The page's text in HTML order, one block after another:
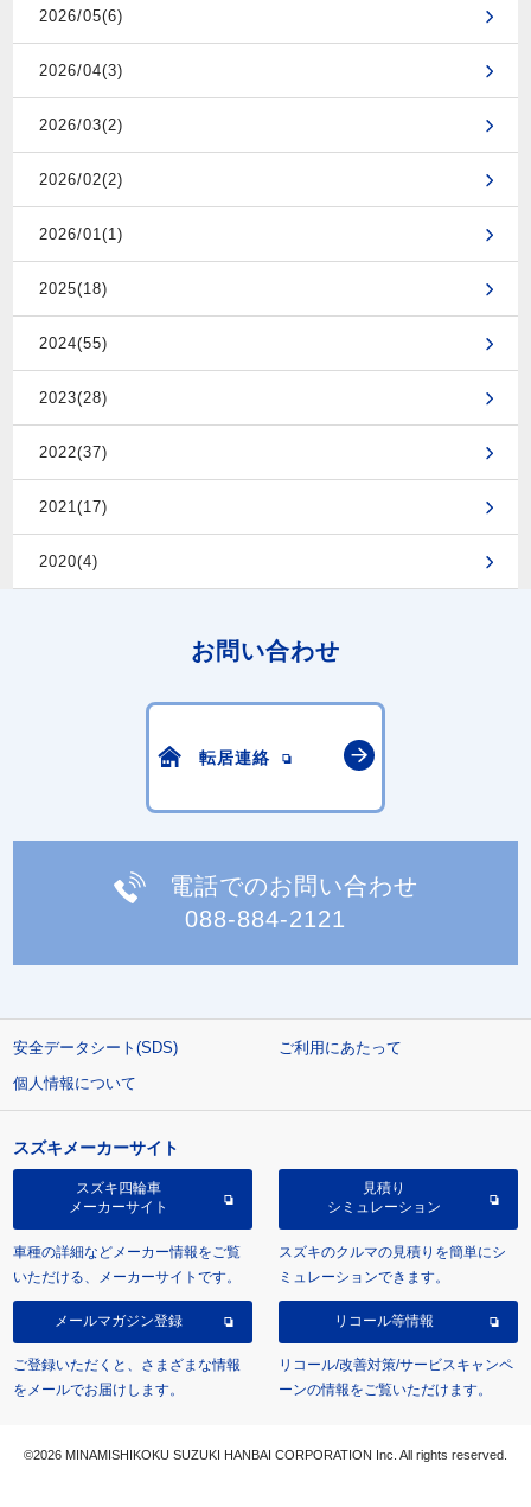
2026/05(6)
2026/04(3)
2026/03(2)
2026/02(2)
2026/01(1)
2025(18)
2024(55)
2023(28)
2022(37)
2021(17)
2020(4)
お問い合わせ
転居連絡
電話でのお問い合わせ
088-884-2121
安全データシート(SDS)
ご利用にあたって
個人情報について
スズキメーカーサイト
スズキ四輪車
メーカーサイト
車種の詳細などメーカー情報をご覧
いただける、メーカーサイトです。
見積り
シミュレーション
スズキのクルマの見積りを簡単にシ
ミュレーションできます。
メールマガジン登録
ご登録いただくと、さまざまな情報
をメールでお届けします。
リコール等情報
リコール/改善対策/サービスキャンペ
ーンの情報をご覧いただけます。
©2026 MINAMISHIKOKU SUZUKI HANBAI CORPORATION Inc. All rights reserved.